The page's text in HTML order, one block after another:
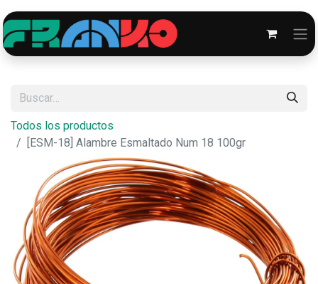
Todos los productos
[ESM-18] Alambre Esmaltado Num 18 100gr